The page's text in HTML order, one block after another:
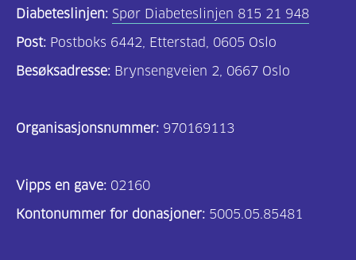
Diabeteslinjen: Spør Diabeteslinjen 815 21 948
Post: Postboks 6442, Etterstad, 0605 Oslo
Besøksadresse: Brynsengveien 2, 0667 Oslo
Organisasjonsnummer: 970169113
Vipps en gave: 02160
Kontonummer for donasjoner: 5005.05.85481